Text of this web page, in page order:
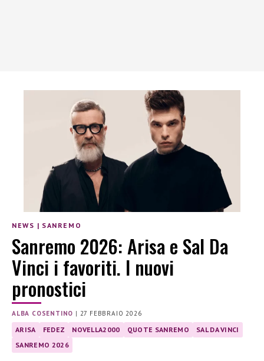
NEWS | SANREMO
Sanremo 2026: Arisa e Sal Da
Vinci i favoriti. I nuovi
pronostici
ALBA COSENTINO | 27 FEBBRAIO 2026
ARISA FEDEZ NOVELLA2000 QUOTE SANREMO
SAL DA VINCI
SANREMO 2026